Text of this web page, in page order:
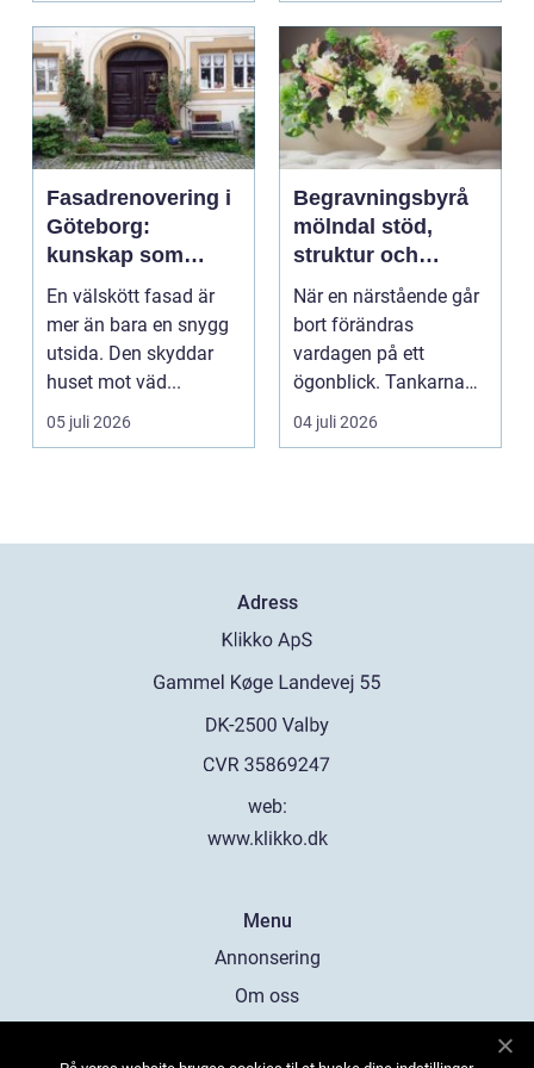
Fasadrenovering i
Göteborg:
kunskap som
lönar sig på lång
En välskött fasad är
mer än bara en snygg
utsida. Den skyddar
huset mot väd...
05 juli 2026
Begravningsbyrå
mölndal stöd,
struktur och
omsorg när livet
förändras
När en närstående går
bort förändras
vardagen på ett
ögonblick. Tankarna
snurrar, känslorna
pendlar ...
04 juli 2026
Adress
web:
www.klikko.dk
Menu
Annonsering
Om oss